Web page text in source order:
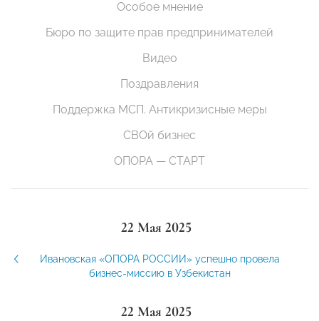
Особое мнение
Бюро по защите прав предпринимателей
Видео
Поздравления
Поддержка МСП. Антикризисные меры
СВОй бизнес
ОПОРА — СТАРТ
22 Мая 2025
Ивановская «ОПОРА РОССИИ» успешно провела
бизнес-миссию в Узбекистан
22 Мая 2025